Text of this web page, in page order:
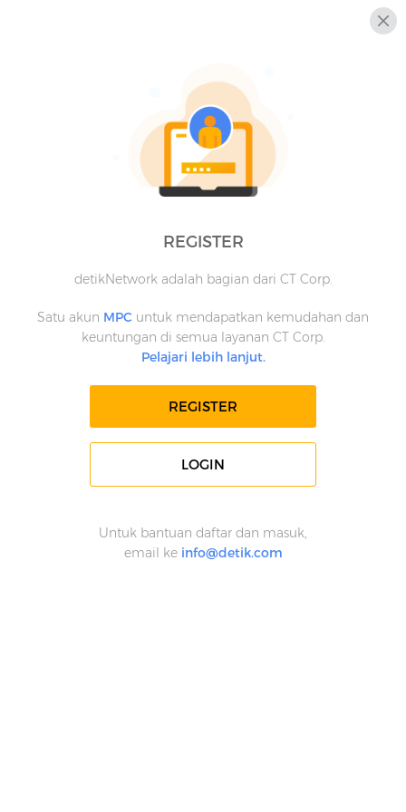
REGISTER
detikNetwork adalah bagian dari CT Corp.
Satu akun MPC untuk mendapatkan kemudahan dan
keuntungan di semua layanan CT Corp.
Pelajari lebih lanjut.
REGISTER
LOGIN
Untuk bantuan daftar dan masuk,
email ke info@detik.com